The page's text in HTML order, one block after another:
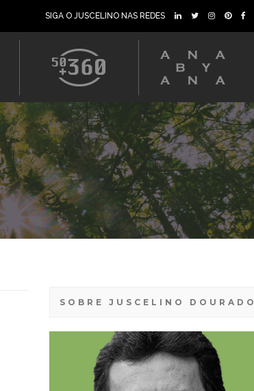
SIGA O JUSCELINO NAS REDES
SOBRE JUSCELINO DOURADO